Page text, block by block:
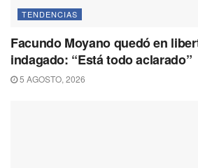
TENDENCIAS
Facundo Moyano quedó en
indagado: “Está todo aclarado”
5 AGOSTO, 2026